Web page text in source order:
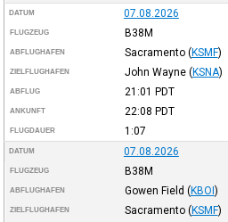
DATUM 07.08.2026
FLUGZEUG B38M
ABFLUGHAFEN Sacramento (KSMF)
ZIELFLUGHAFEN John Wayne (KSNA)
ABFLUG 21:01 PDT
ANKUNFT 22:08 PDT
FLUGDAUER 1:07
DATUM 07.08.2026
FLUGZEUG B38M
ABFLUGHAFEN Gowen Field (KBOI)
ZIELFLUGHAFEN Sacramento (KSMF)